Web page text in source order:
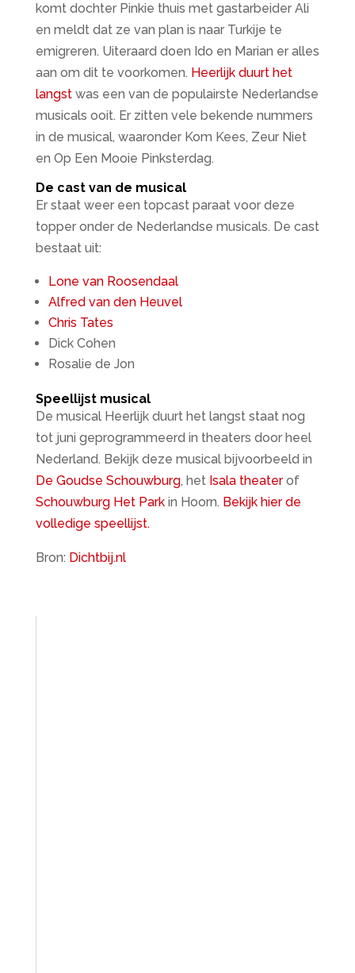
komt dochter Pinkie thuis met gastarbeider Ali
en meldt dat ze van plan is naar Turkije te
emigreren. Uiteraard doen Ido en Marian er alles
aan om dit te voorkomen. Heerlijk duurt het
langstwas een van de populairste Nederlandse
musicals ooit. Er zitten vele bekende nummers
in de musical, waaronder Kom Kees, Zeur Niet
en Op Een Mooie Pinksterdag.
De cast van de musical
Er staat weer een topcast paraat voor deze
topper onder de Nederlandse musicals. De cast
bestaat uit:
Lone van Roosendaal
Alfred van den Heuvel
Chris Tates
Dick Cohen
Rosalie de Jon
Speellijst musical
De musical Heerlijk duurt het langst staat nog
tot juni geprogrammeerd in theaters door heel
Nederland. Bekijk deze musical bijvoorbeeld in
De Goudse Schouwburg, het Isala theaterof
Schouwburg Het Parkin Hoorn. Bekijk hier de
volledige speellijst.
Bron: Dichtbij.nl